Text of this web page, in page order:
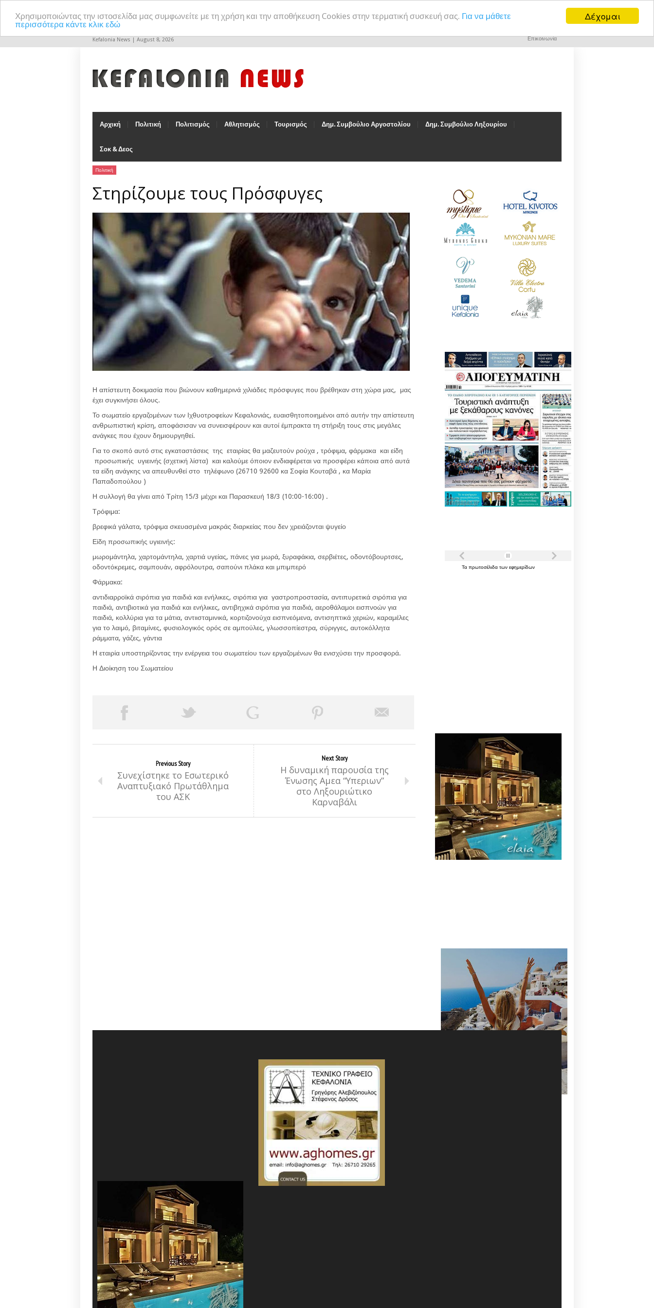
Δέχομαι
Χρησιμοποιώντας την ιστοσελίδα μας συμφωνείτε με τη χρήση και την αποθήκευση Cookies στην τερματική συσκευή σας. Για να μάθετε
περισσότερα κάντε κλικ εδώ
Kefalonia News | August 8, 2026 Επικοινωνία
Αρχική Πολιτική Πολιτισμός Αθλητισμός Τουρισμός Δημ. Συμβούλιο Αργοστολίου Δημ. Συμβούλιο Ληξουρίου
Σοκ & Δεος
Πολιτική
Στηρίζουμε τους Πρόσφυγες
Η απίστευτη δοκιμασία που βιώνουν καθημερινά χιλιάδες πρόσφυγες που βρέθηκαν στη χώρα μας, μας
έχει συγκινήσει όλους.
Το σωματείο εργαζομένων των Ιχθυοτροφείων Κεφαλονιάς, ευαισθητοποιημένοι από αυτήν την απίστευτη
ανθρωπιστική κρίση, αποφάσισαν να συνεισφέρουν και αυτοί έμπρακτα τη στήριξη τους στις μεγάλες
ανάγκες που έχουν δημιουργηθεί.
Για το σκοπό αυτό στις εγκαταστάσεις της εταιρίας θα μαζευτούν ρούχα , τρόφιμα, φάρμακα και είδη
προσωπικής υγιεινής (σχετική λίστα) και καλούμε όποιον ενδιαφέρεται να προσφέρει κάποια από αυτά
τα είδη ανάγκης να απευθυνθεί στο τηλέφωνο (26710 92600 κα Σοφία Κουταβά , κα Μαρία
Παπαδοπούλου )
Η συλλογή θα γίνει από Τρίτη 15/3 μέχρι και Παρασκευή 18/3 (10:00-16:00) .
Τρόφιμα:
βρεφικά γάλατα, τρόφιμα σκευασμένα μακράς διαρκείας που δεν χρειάζονται ψυγείο
Είδη προσωπικής υγιεινής:
μωρομάντηλα, χαρτομάντηλα, χαρτιά υγείας, πάνες για μωρά, ξυραφάκια, σερβιέτες, οδοντόβουρτσες,
οδοντόκρεμες, σαμπουάν, αφρόλουτρα, σαπούνι πλάκα και μπιμπερό
Φάρμακα:
αντιδιαρροϊκά σιρόπια για παιδιά και ενήλικες, σιρόπια για γαστροπροστασία, αντιπυρετικά σιρόπια για
παιδιά, αντιβιοτικά για παιδιά και ενήλικες, αντιβηχικά σιρόπια για παιδιά, αεροθάλαμοι εισπνοών για
παιδιά, κολλύρια για τα μάτια, αντιισταμινικά, κορτιζονούχα εισπνεόμενα, αντισηπτικά χεριών, καραμέλες
για το λαιμό, βιταμίνες, φυσιολογικός ορός σε αμπούλες, γλωσσοπίεστρα, σύριγγες, αυτοκόλλητα
ράμματα, γάζες, γάντια
Η εταιρία υποστηρίζοντας την ενέργεια του σωματείου των εργαζομένων θα ενισχύσει την προσφορά.
Η Διοίκηση του Σωματείου
Previous Story
Συνεχίστηκε το Εσωτερικό
Αναπτυξιακό Πρωτάθλημα
του ΑΣΚ
Next Story
Η δυναμική παρουσία της
Ένωσης Αμεα “Υπεριων”
στο Ληξουριώτικο
Καρναβάλι
Τα πρωτοσέλιδα των εφημερίδων